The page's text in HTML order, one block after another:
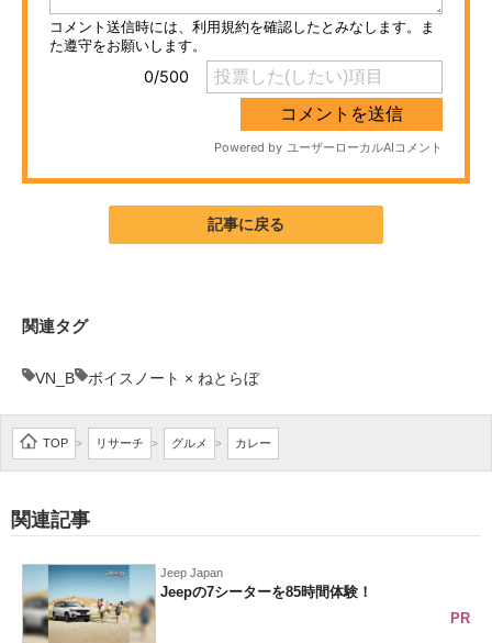
スマホと通信の最新トレンド
進化するPCとデバイスの未来
AI活用のいまが分かる
企業向けIT製品の総合サイト
製造業のIT導入・活用を支援
モノづくり技術者専門サイト
エレクトロニクス専門サイト
記事に戻る
関連タグ
VN_B ボイスノート × ねとらぼ
TOP > リサーチ > グルメ > カレー
関連記事
Jeep Japan
Jeepの7シーターを85時間体験！
PR